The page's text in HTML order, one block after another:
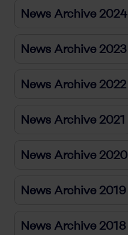
News Archive 2024
News Archive 2023
News Archive 2022
News Archive 2021
News Archive 2020
News Archive 2019
News Archive 2018